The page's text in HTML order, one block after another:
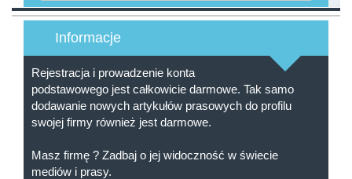
Informacje
Rejestracja i prowadzenie konta
podstawowego jest całkowicie darmowe. Tak samo
dodawanie nowych artykułów prasowych do profilu
swojej firmy również jest darmowe.
Masz firmę ? Zadbaj o jej widoczność w świecie
mediów i prasy.